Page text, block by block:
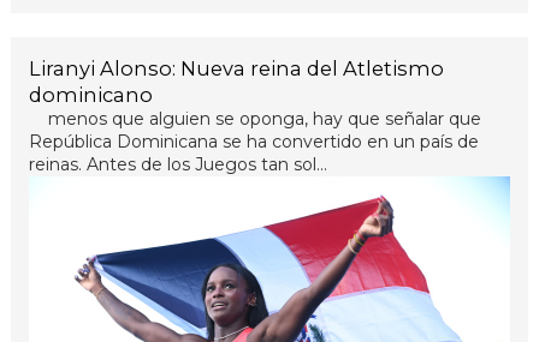
Liranyi Alonso: Nueva reina del Atletismo
dominicano
menos que alguien se oponga, hay que señalar que
República Dominicana se ha convertido en un país de
reinas. Antes de los Juegos tan sol...